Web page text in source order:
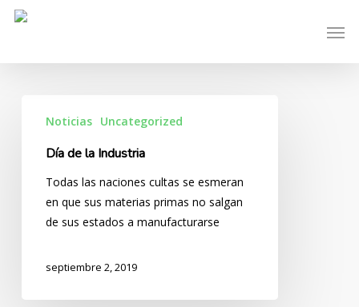
Skip
Noticias Uncategorized
Día de la Industria
Todas las naciones cultas se esmeran
en que sus materias primas no salgan
de sus estados a manufacturarse
septiembre 2, 2019